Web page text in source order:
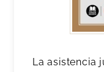
La asistencia